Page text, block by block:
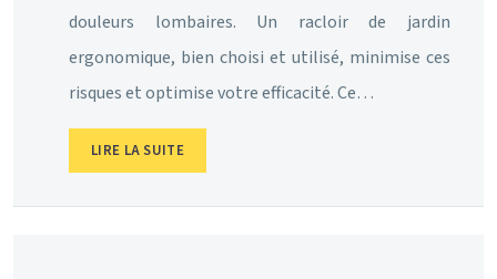
douleurs lombaires. Un racloir de jardin
ergonomique, bien choisi et utilisé, minimise ces
risques et optimise votre efficacité. Ce…
LIRE LA SUITE